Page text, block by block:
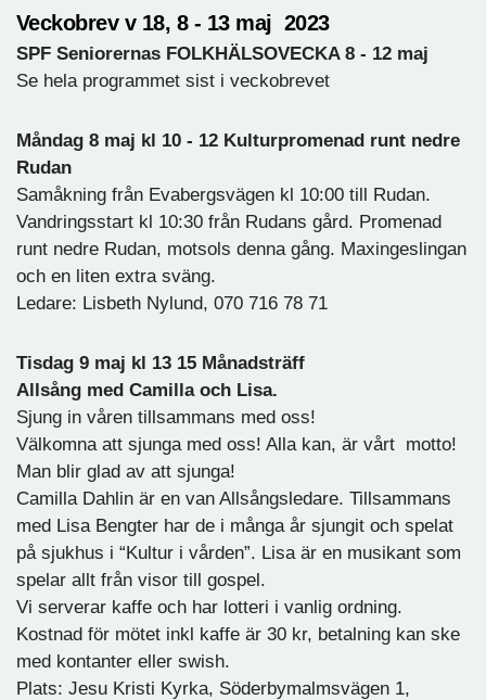
Veckobrev v 18, 8 - 13 maj 2023
SPF Seniorernas FOLKHÄLSOVECKA 8 - 12 maj
Se hela programmet sist i veckobrevet
Måndag 8 maj kl 10 - 12 Kulturpromenad runt nedre
Rudan
Samåkning från Evabergsvägen kl 10:00 till Rudan.
Vandringsstart kl 10:30 från Rudans gård. Promenad
runt nedre Rudan, motsols denna gång. Maxingeslingan
och en liten extra sväng.
Ledare: Lisbeth Nylund, 070 716 78 71
Tisdag 9 maj kl 13 15 Månadsträff
Allsång med Camilla och Lisa.
Sjung in våren tillsammans med oss!
Välkomna att sjunga med oss! Alla kan, är vårt motto!
Man blir glad av att sjunga!
Camilla Dahlin är en van Allsångsledare. Tillsammans
med Lisa Bengter har de i många år sjungit och spelat
på sjukhus i “Kultur i vården”. Lisa är en musikant som
spelar allt från visor till gospel.
Vi serverar kaffe och har lotteri i vanlig ordning.
Kostnad för mötet inkl kaffe är 30 kr, betalning kan ske
med kontanter eller swish.
Plats: Jesu Kristi Kyrka, Söderbymalmsvägen 1,